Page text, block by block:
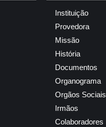
Instituição
Provedora
Missão
História
Documentos
Organograma
Orgãos Sociais
Irmãos
Colaboradores